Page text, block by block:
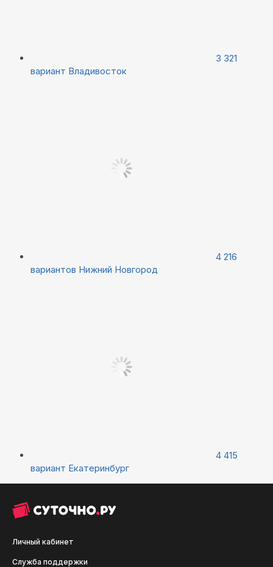
3 321
вариант Владивосток
4 216
вариантов Нижний Новгород
4 415
вариант Екатеринбург
Личный кабинет
Служба поддержки